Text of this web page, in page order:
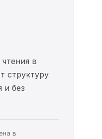
в
структуру
и без
в